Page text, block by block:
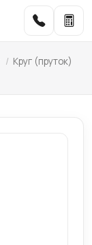
/ Круг (пруток)